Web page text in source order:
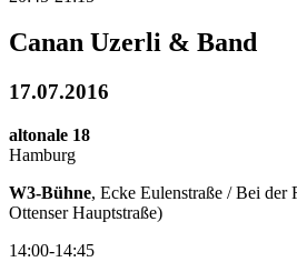
Canan Uzerli & Band
17.07.2016
altonale 18
Hamburg
W3-Bühne, Ecke Eulenstraße / Bei der
Ottenser Hauptstraße)
14:00-14:45